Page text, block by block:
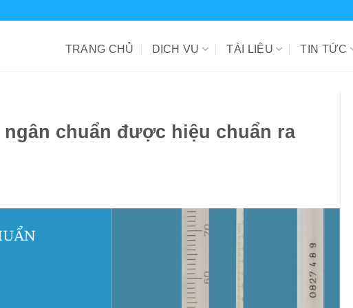
TRANG CHỦ DỊCH VỤ TÀI LIỆU TIN TỨC
chuẩn được hiệu chuẩn ra